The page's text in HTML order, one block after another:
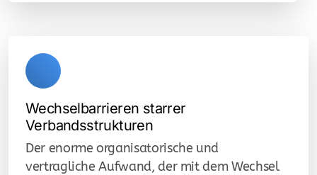
Wechselbarrieren starrer
Verbandsstrukturen
Der enorme organisatorische und
vertragliche Aufwand, der mit dem Wechsel